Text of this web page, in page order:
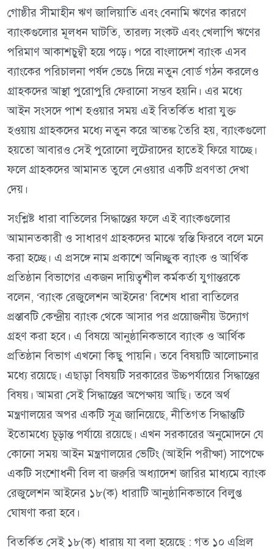
গোষ্ঠীর সীমাহীন ঋণ জালিয়াতি এবং বেনামি ঋণের কারণে
ব্যাংকগুলোর মূলধন ঘাটতি, তারল্য সংকট এবং খেলাপি ঋণের
পরিমাণ আকাশচুম্বী হয়ে পড়ে। পরে বাংলাদেশ ব্যাংক এসব
ব্যাংকের পরিচালনা পর্ষদ ভেঙে দিয়ে নতুন বোর্ড গঠন করলেও
গ্রাহকদের আস্থা পুরোপুরি ফেরানো সম্ভব হয়নি। এর মধ্যে
আইন সংসদে পাশ হওয়ার সময় এই বিতর্কিত ধারা যুক্ত
হওয়ায় গ্রাহকদের মধ্যে নতুন করে আতঙ্ক তৈরি হয়, ব্যাংকগুলো
হয়তো আবারও সেই পুরোনো লুটেরাদের হাতেই ফিরে যাচ্ছে।
ফলে গ্রাহকদের আমানত তুলে নেওয়ার একটি প্রবণতা দেখা
দেয়।
সংশ্লিষ্ট ধারা বাতিলের সিদ্ধান্তের ফলে এই ব্যাংকগুলোর
আমানতকারী ও সাধারণ গ্রাহকদের মাঝে স্বস্তি ফিরবে বলে মনে
করা হচ্ছে। এ প্রসঙ্গে নাম প্রকাশে অনিচ্ছুক ব্যাংক ও আর্থিক
প্রতিষ্ঠান বিভাগের একজন দায়িত্বশীল কর্মকর্তা যুগান্তরকে
বলেন, ‘ব্যাংক রেজুলেশন আইনের’ বিশেষ ধারা বাতিলের
প্রস্তাবটি কেন্দ্রীয় ব্যাংক থেকে আসার পর প্রয়োজনীয় উদ্যোগ
গ্রহণ করা হবে। এ বিষয়ে আনুষ্ঠানিকভাবে ব্যাংক ও আর্থিক
প্রতিষ্ঠান বিভাগ এখনো কিছু পায়নি। তবে বিষয়টি আলোচনার
মধ্যে রয়েছে। এছাড়া বিষয়টি সরকারের উচ্চপর্যায়ের সিদ্ধান্তের
বিষয়। আমরা সেই সিদ্ধান্তের অপেক্ষায় আছি। তবে অর্থ
মন্ত্রণালয়ের অপর একটি সূত্র জানিয়েছে, নীতিগত সিদ্ধান্তটি
ইতোমধ্যে চূড়ান্ত পর্যায়ে রয়েছে। এখন সরকারের অনুমোদনে যে
কোনো সময় আইন মন্ত্রণালয়ের ভেটিং (আইনি পরীক্ষা) সাপেক্ষে
একটি সংশোধনী বিল বা জরুরি অধ্যাদেশ জারির মাধ্যমে ব্যাংক
রেজুলেশন আইনের ১৮(ক) ধারাটি আনুষ্ঠানিকভাবে বিলুপ্ত
ঘোষণা করা হবে।
বিতর্কিত সেই ১৮(ক) ধারায় যা বলা হয়েছে : গত ১০ এপ্রিল